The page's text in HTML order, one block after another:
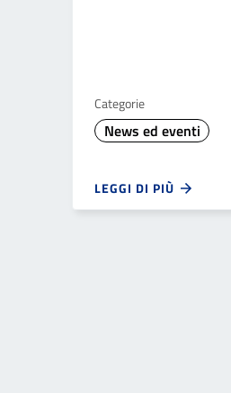
Categorie
News ed eventi
LEGGI DI PIÙ